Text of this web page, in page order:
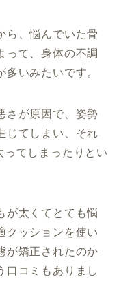
ら、悩んでいた骨
って、身体の不調
いみたいです。
さが原因で、姿勢
じてしまい、それ
てしまったりとい
が太くてとても悩
クッションを使い
が矯正されたのか
口コミもありまし